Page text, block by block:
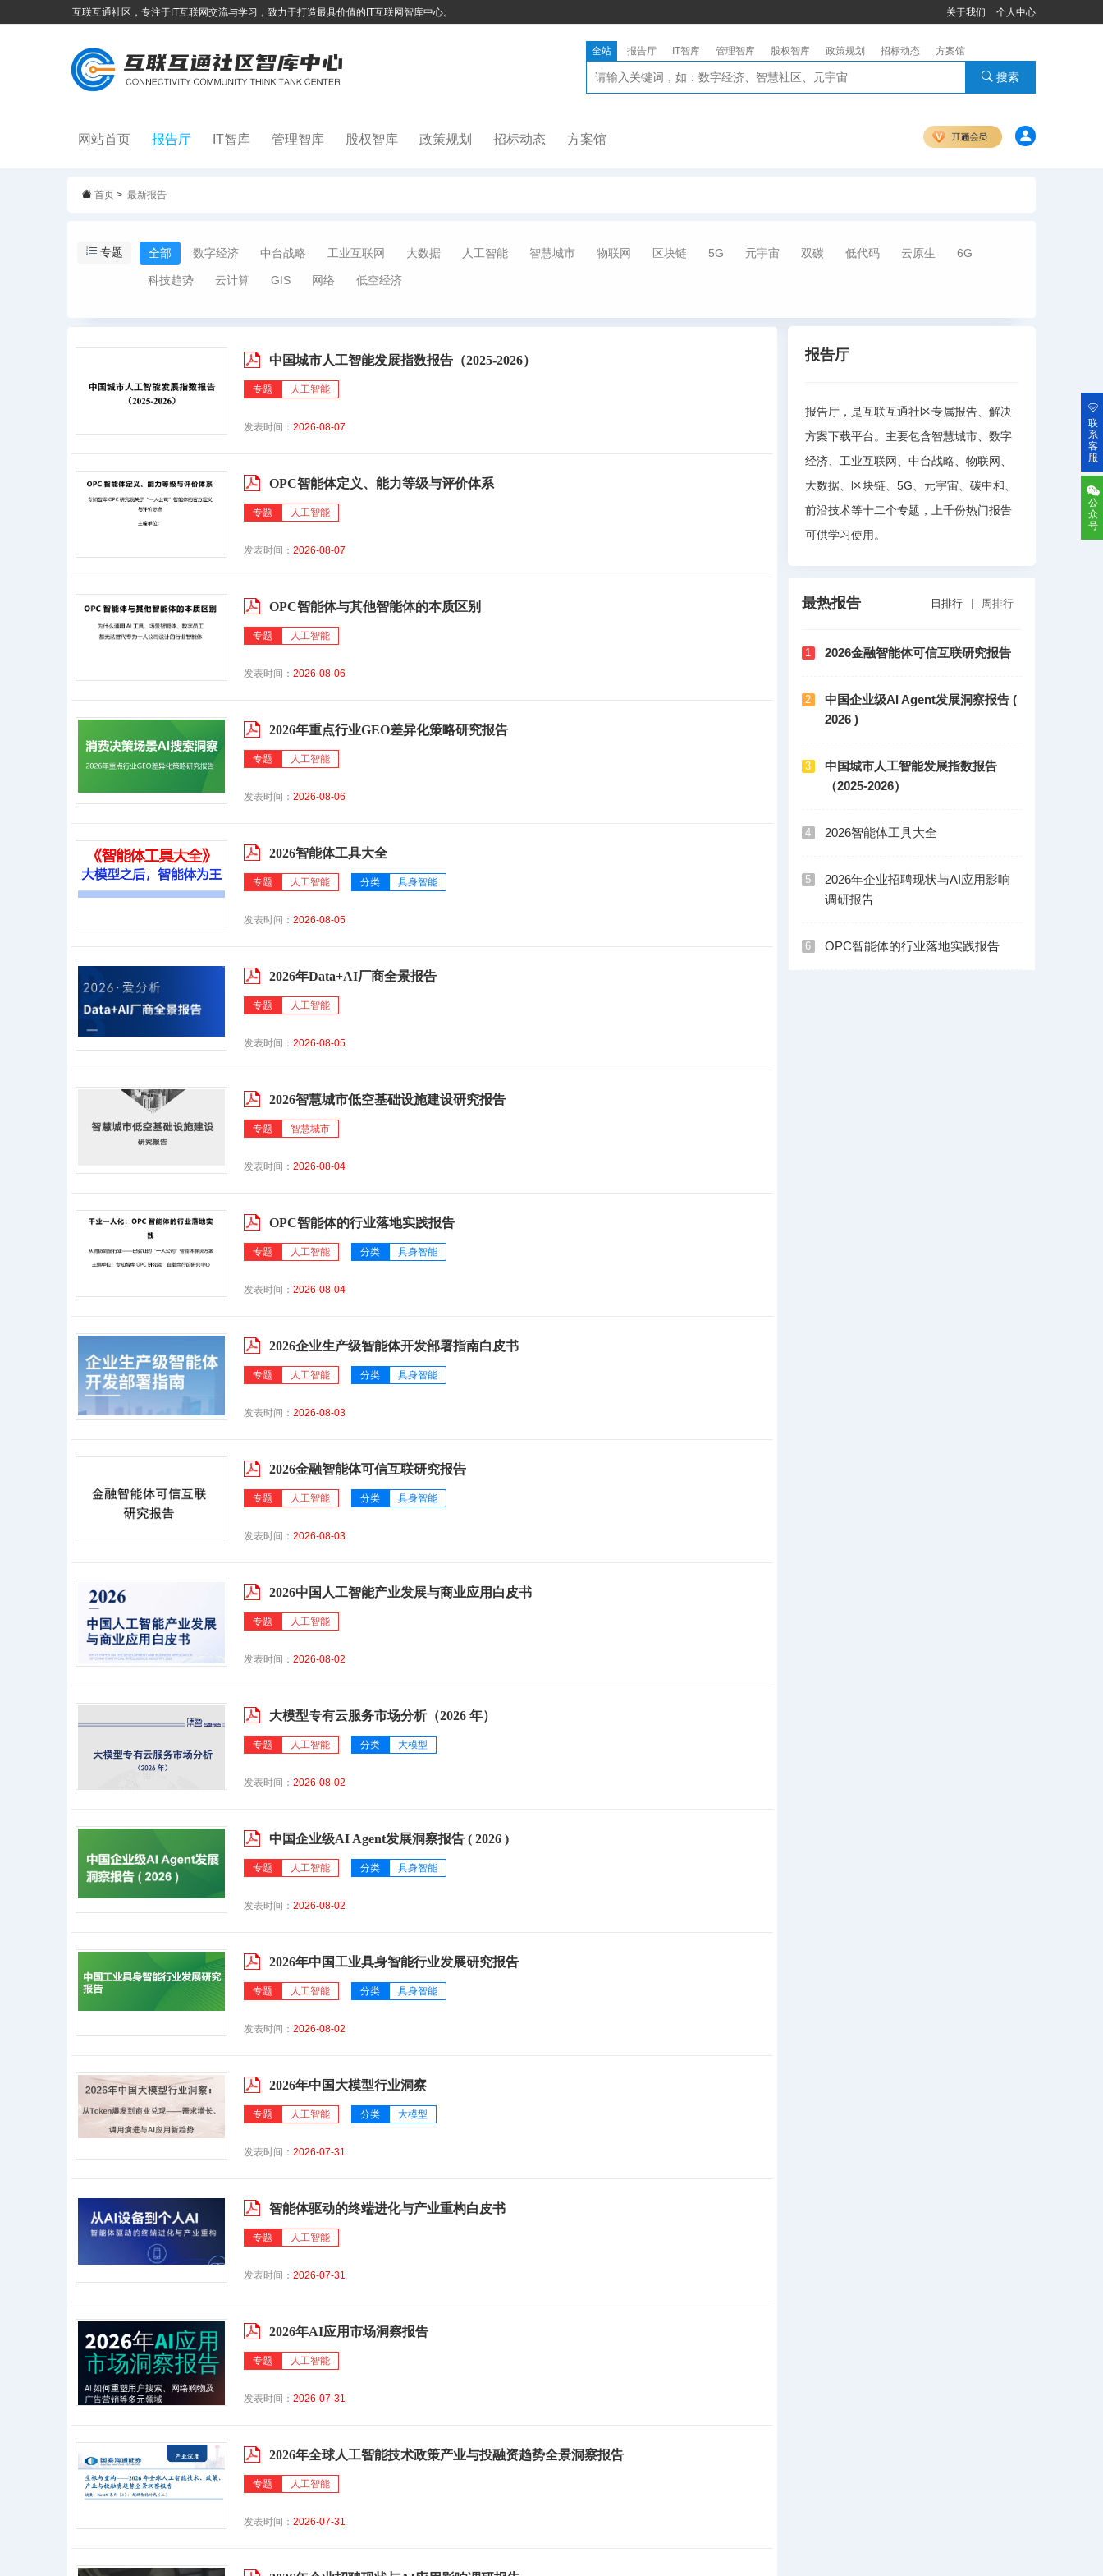
互联互通社区，专注于IT互联网交流与学习，致力于打造最具价值的IT互联网智库中心。 关于我们 个人中心
全站 报告厅 IT智库 管理智库 股权智库 政策规划 招标动态 方案馆
搜索
网站首页 报告厅 IT智库 管理智库 股权智库 政策规划 招标动态 方案馆
首页 > 最新报告
专题 全部 数字经济 中台战略 工业互联网 大数据 人工智能 智慧城市 物联网 区块链 5G 元宇宙 双碳 低代码 云原生 6G
科技趋势 云计算 GIS 网络 低空经济
中国城市人工智能发展指数报告（2025-2026）
专题 人工智能
发表时间： 2026-08-07
OPC智能体定义、能力等级与评价体系
专题 人工智能
发表时间： 2026-08-07
OPC智能体与其他智能体的本质区别
专题 人工智能
发表时间： 2026-08-06
2026年重点行业GEO差异化策略研究报告
专题 人工智能
发表时间： 2026-08-06
2026智能体工具大全
专题 人工智能 分类 具身智能
发表时间： 2026-08-05
2026年Data+AI厂商全景报告
专题 人工智能
发表时间： 2026-08-05
2026智慧城市低空基础设施建设研究报告
专题 智慧城市
发表时间： 2026-08-04
OPC智能体的行业落地实践报告
专题 人工智能 分类 具身智能
发表时间： 2026-08-04
2026企业生产级智能体开发部署指南白皮书
专题 人工智能 分类 具身智能
发表时间： 2026-08-03
2026金融智能体可信互联研究报告
专题 人工智能 分类 具身智能
发表时间： 2026-08-03
2026中国人工智能产业发展与商业应用白皮书
专题 人工智能
发表时间： 2026-08-02
大模型专有云服务市场分析（2026 年）
专题 人工智能 分类 大模型
发表时间： 2026-08-02
中国企业级AI Agent发展洞察报告 ( 2026 )
专题 人工智能 分类 具身智能
发表时间： 2026-08-02
2026年中国工业具身智能行业发展研究报告
专题 人工智能 分类 具身智能
发表时间： 2026-08-02
2026年中国大模型行业洞察
专题 人工智能 分类 大模型
发表时间： 2026-07-31
智能体驱动的终端进化与产业重构白皮书
专题 人工智能
发表时间： 2026-07-31
2026年AI应用市场洞察报告
专题 人工智能
发表时间： 2026-07-31
2026年全球人工智能技术政策产业与投融资趋势全景洞察报告
专题 人工智能
发表时间： 2026-07-31
报告厅
报告厅，是互联互通社区专属报告、解决
方案下载平台。主要包含智慧城市、数字
经济、工业互联网、中台战略、物联网、
大数据、区块链、5G、元宇宙、碳中和、
前沿技术等十二个专题，上千份热门报告
可供学习使用。
最热报告 日排行 周排行
1 2026金融智能体可信互联研究报告
2
中国企业级AI Agent发展洞察报告 (
2026 )
3
中国城市人工智能发展指数报告
（2025-2026）
4 2026智能体工具大全
5
2026年企业招聘现状与AI应用影响
调研报告
6 OPC智能体的行业落地实践报告
联
系
客
服
公
众
号